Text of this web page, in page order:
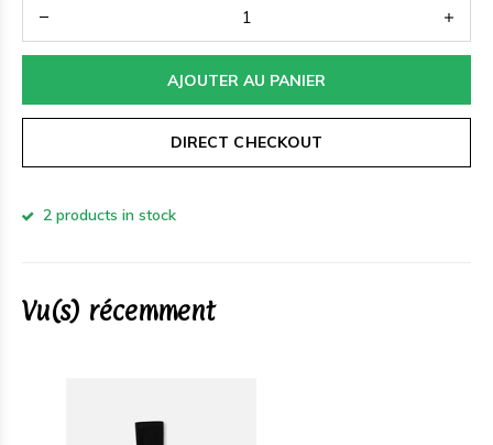
AJOUTER AU PANIER
DIRECT CHECKOUT
2 products in stock
Vu(s) récemment